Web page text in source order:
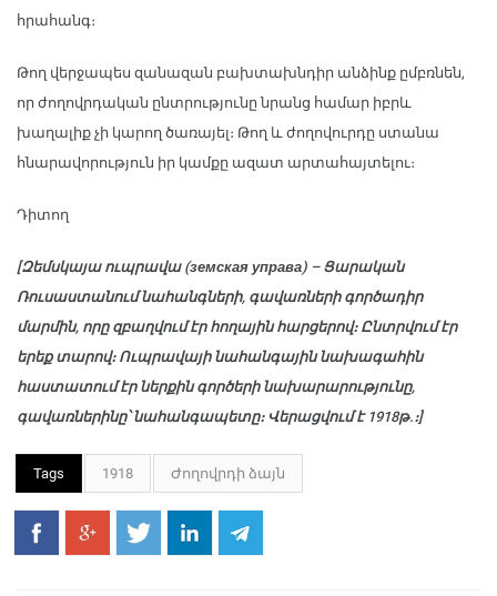
հրահանգ։
Թող վերջապես զանազան բախտախնդիր անձինք ըմբռնեն,
որ ժողովրդական ընտրությունը նրանց համար իբրև
խաղալիք չի կարող ծառայել։ Թող և ժողովուրդը ստանա
հնարավորություն իր կամքը ազատ արտահայտելու։
Դիտող
[Զեմսկայա ուպրավա (земская управа) – Ցարական
Ռուսաստանում նահանգների, գավառների գործադիր
մարմին, որը զբաղվում էր հողային հարցերով։ Ընտրվում էր
երեք տարով։ Ուպրավայի նահանգային նախագահին
հաստատում էր ներքին գործերի նախարարությունը,
գավառներինը՝ նահանգապետը։ Վերացվում է 1918թ.։]
Tags 1918 Ժողովրդի ձայն